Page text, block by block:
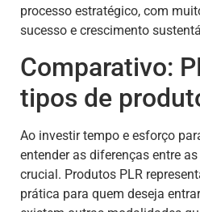
processo estratégico, com
sucesso e crescimento
Comparativo:
tipos de
Ao investir tempo e esforço
entender as diferenças entre
crucial. Produtos PLR
prática para quem deseja